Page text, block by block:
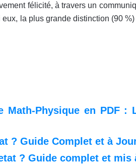
félicité, à travers un
la plus grande distinction (90 %)
Math-Physique en PDF :
? Guide Complet et à
? Guide complet et mis